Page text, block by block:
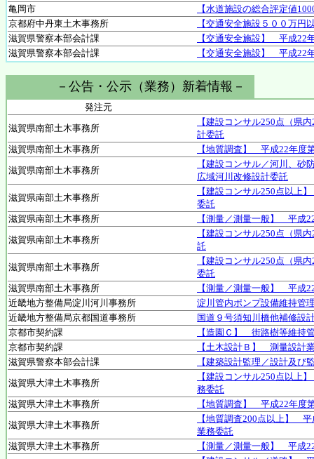
亀岡市
【水道施設の総合評定値
京都府中丹東土木事務所
【交通安全施設５００万
滋賀県警察本部会計課
【交通安全施設】 平成22
滋賀県警察本部会計課
【交通安全施設】 平成22
－公告・公示（業務）新着情報－
発注元
滋賀県南部土木事務所
【建設コンサル250点（県
計委託
滋賀県南部土木事務所
【地質調査】 平成22年度
滋賀県南部土木事務所
【建設コンサル／河川、
広域河川改修設計委託
滋賀県南部土木事務所
【建設コンサル250点以上
委託
滋賀県南部土木事務所
【測量／測量一般】 平成
滋賀県南部土木事務所
【建設コンサル250点（県
託
滋賀県南部土木事務所
【建設コンサル250点（県
委託
滋賀県南部土木事務所
【測量／測量一般】 平成
近畿地方整備局淀川河川事務所
淀川管内ポンプ設備維持管
近畿地方整備局京都国道事務所
国道９号須知川橋他補修設
京都市契約課
【造園Ｃ】 街路樹等維持
京都市契約課
【土木設計Ｂ】 測量設計
滋賀県警察本部会計課
【建築設計監理／設計及
滋賀県大津土木事務所
【建設コンサル250点以上
務委託
滋賀県大津土木事務所
【地質調査】 平成22年度
滋賀県大津土木事務所
【地質調査200点以上】
業務委託
滋賀県大津土木事務所
【測量／測量一般】 平成